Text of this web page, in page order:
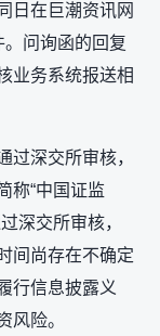
日在巨潮资讯网
。问询函的回复
业务系统报送相
过深交所审核，
称“中国证监
深交所审核，
间尚存在不确定
行信息披露义
风险。